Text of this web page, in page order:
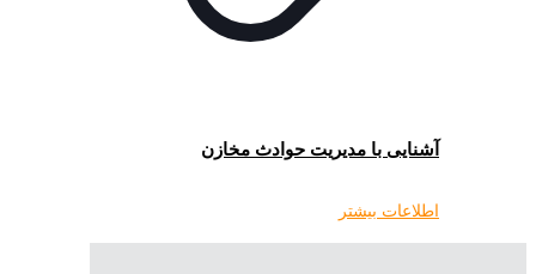
آشنایی با مدیریت حوادث مخازن
اطلاعات بیشتر